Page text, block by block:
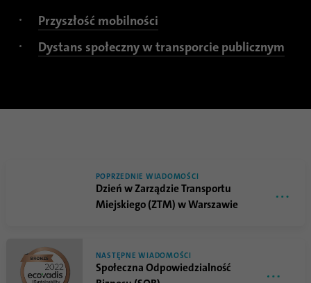
Przyszłość mobilności
Dystans społeczny w transporcie publicznym
POPRZEDNIE WIADOMOŚCI
Dzień w Zarządzie Transportu
Miejskiego (ZTM) w Warszawie
NASTĘPNE WIADOMOŚCI
Społeczna Odpowiedzialność